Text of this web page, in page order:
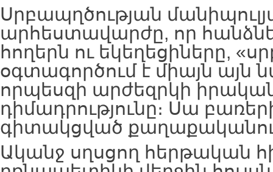
Սրբապղծության
արհեստավարժը, որ
հողերն ու եկեղեցիները,
օգտագործում է միայն
որպեսզի արժեզրկի իրական
դիմադրությունը։ Սա
գիտակցված
Ականջ սղսցող հերթական